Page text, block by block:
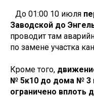
До 01:00 10 июля
Заводской до
проводит там
по замене участка
Кроме того,
№ 5к10 до дома № 3
ограничено вплоть